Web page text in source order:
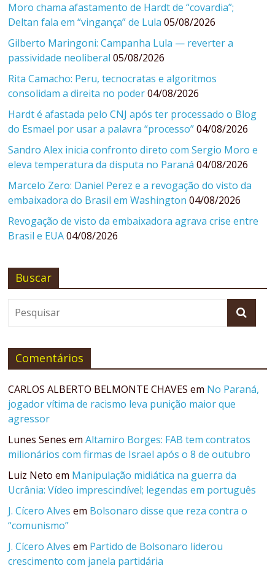
Moro chama afastamento de Hardt de “covardia”;
Deltan fala em “vingança” de Lula 05/08/2026
Gilberto Maringoni: Campanha Lula — reverter a
passividade neoliberal 05/08/2026
Rita Camacho: Peru, tecnocratas e algoritmos
consolidam a direita no poder 04/08/2026
Hardt é afastada pelo CNJ após ter processado o Blog
do Esmael por usar a palavra “processo” 04/08/2026
Sandro Alex inicia confronto direto com Sergio Moro e
eleva temperatura da disputa no Paraná 04/08/2026
Marcelo Zero: Daniel Perez e a revogação do visto da
embaixadora do Brasil em Washington 04/08/2026
Revogação de visto da embaixadora agrava crise entre
Brasil e EUA 04/08/2026
Buscar
Comentários
CARLOS ALBERTO BELMONTE CHAVES em No Paraná,
jogador vítima de racismo leva punição maior que
agressor
Lunes Senes emAltamiro Borges: FAB tem contratos
milionários com firmas de Israel após o 8 de outubro
Luiz Neto em Manipulação midiática na guerra da
Ucrânia: Vídeo imprescindível; legendas em português
J. Cícero Alves em Bolsonaro disse que reza contra o
“comunismo”
J. Cícero Alves em Partido de Bolsonaro liderou
crescimento com janela partidária